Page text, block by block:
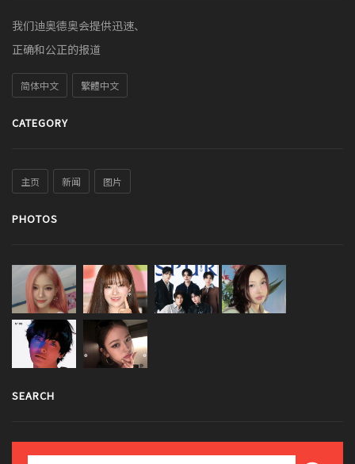
我们迪奥德奥会提供迅速、
正确和公正的报道
简体中文 繁體中文
CATEGORY
主页 新闻 图片
PHOTOS
SEARCH